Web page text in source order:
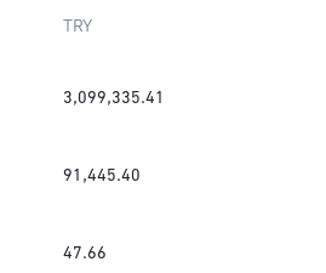
TRY
3,099,335.41
91,445.40
47.66